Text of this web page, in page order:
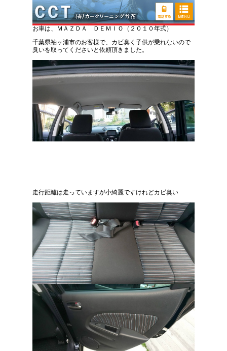
マツダ デミオ カビ臭い取り車内清掃
お車は、ＭＡＺＤＡ ＤＥＭＩＯ（２０１０年式）
千葉県袖ヶ浦市のお客様で、カビ臭く子供が乗れないので
臭いを取ってくださいと依頼頂きました。
走行距離は走っていますが小綺麗ですけれどカビ臭い